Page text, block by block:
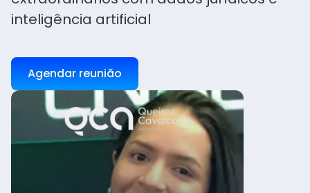
inteligência artificial
Agendar reunião